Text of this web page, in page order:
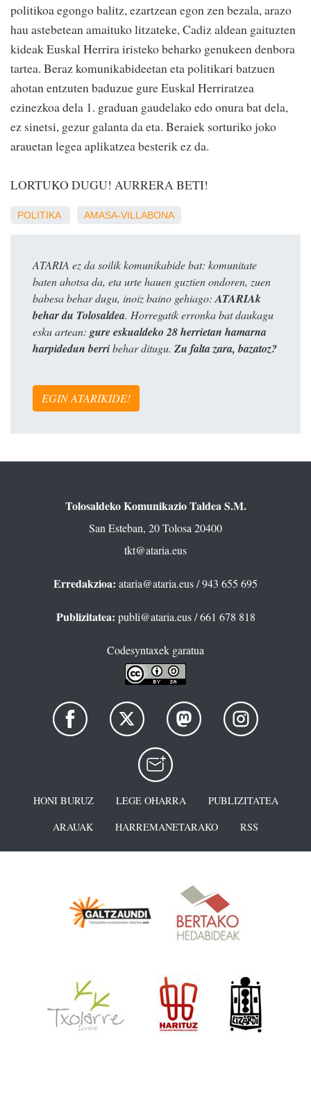
politikoa egongo balitz, ezartzean egon zen bezala, arazo
hau astebetean amaituko litzateke, Cadiz aldean gaituzten
kideak Euskal Herrira iristeko beharko genukeen denbora
tartea. Beraz komunikabideetan eta politikari batzuen
ahotan entzuten baduzue gure Euskal Herriratzea
ezinezkoa dela 1. graduan gaudelako edo onura bat dela,
ez sinetsi, gezur galanta da eta. Beraiek sorturiko joko
arauetan legea aplikatzea besterik ez da.
LORTUKO DUGU! AURRERA BETI!
POLITIKA AMASA-VILLABONA
ATARIA ez da soilik komunikabide bat: komunitate
baten ahotsa da, eta urte hauen guztien ondoren, zuen
babesa behar dugu, inoiz baino gehiago: ATARIAk
behar du Tolosaldea. Horregatik erronka bat daukagu
esku artean: gure eskualdeko 28 herrietan hamarna
harpidedun berribehar ditugu. Zu falta zara, bazatoz?
EGIN ATARIKIDE!
Tolosaldeko Komunikazio Taldea S.M.
San Esteban, 20 Tolosa 20400
tkt@ataria.eus
Erredakzioa: ataria@ataria.eus/ 943 655 695
Publizitatea: publi@ataria.eus/ 661 678 818
Codesyntaxek garatua
HONI BURUZ LEGE OHARRA
PUBLIZITATEA
ARAUAK
HARREMANETARAKO RSS